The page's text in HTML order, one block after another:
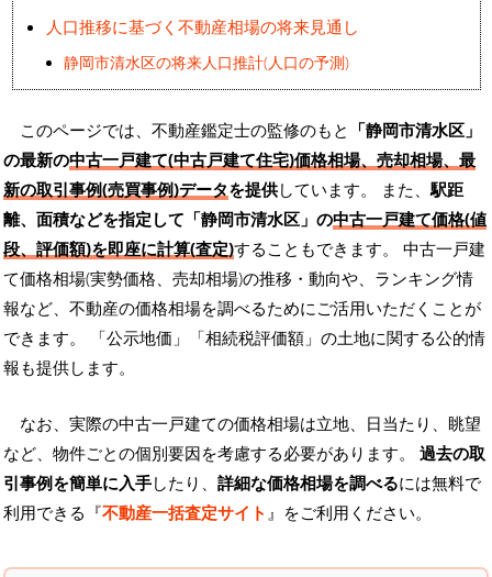
人口推移に基づく不動産相場の将来見通し
静岡市清水区の将来人口推計(人口の予測)
このページでは、不動産鑑定士の監修のもと 「静岡市清水区」
の最新の中古一戸建て(中古戸建て住宅)価格相場、売却相場、最
新の取引事例(売買事例)データを提供しています。 また、 駅距
離、面積などを指定して「静岡市清水区」の中古一戸建て価格(値
段、評価額)を即座に計算(査定)することもできます。 中古一戸建
て価格相場(実勢価格、売却相場)の推移・動向や、ランキング情
報など、不動産の価格相場を調べるためにご活用いただくことが
できます。
「公示地価」「相続税評価額」の土地に関する公的情
報も提供します。
なお、実際の中古一戸建ての価格相場は立地、日当たり、眺望
など、物件ごとの個別要因を考慮する必要があります。 過去の取
引事例を簡単に入手したり、 詳細な価格相場を調べるには無料で
利用できる『不動産一括査定サイト 』をご利用ください。